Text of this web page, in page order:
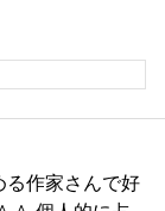
る作家さんで好